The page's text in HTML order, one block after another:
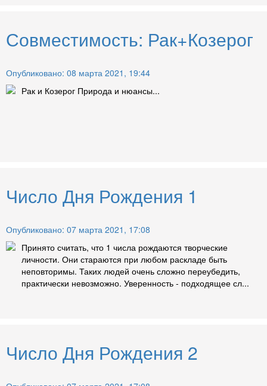
Совместимость: Рак+Козерог
Опубликовано: 08 марта 2021, 19:44
Рак и Козерог Природа и нюансы...
Число Дня Рождения 1
Опубликовано: 07 марта 2021, 17:08
Принято считать, что 1 числа рождаются творческие
личности. Они стараются при любом раскладе быть
неповторимы. Таких людей очень сложно переубедить,
практически невозможно. Уверенность - подходящее сл...
Число Дня Рождения 2